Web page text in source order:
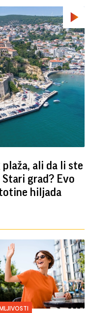
ali da li ste
grad? Evo
hiljada